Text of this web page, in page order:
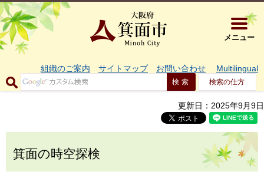
大阪府箕
メニュー
組織のご案内 サイトマップ お問い合わせ Multilingual
検索の仕方
更新日：2025年9月9日
箕面の時空探検